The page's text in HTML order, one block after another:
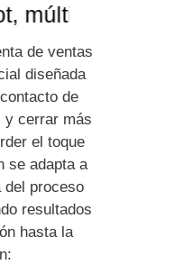
múltiples
de ventas
diseñada
de
y cerrar más
el toque
se adapta a
del proceso
resultados
hasta la